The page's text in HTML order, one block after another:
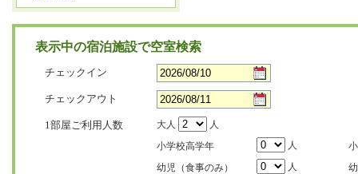
表示中の宿泊施設で空室検索
チェックイン
チェックアウト
1部屋ご利用人数 大人
人
小学校高学年
人
幼児（食事のみ）
人